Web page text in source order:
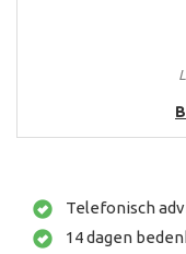
Telefonisch
14 dagen